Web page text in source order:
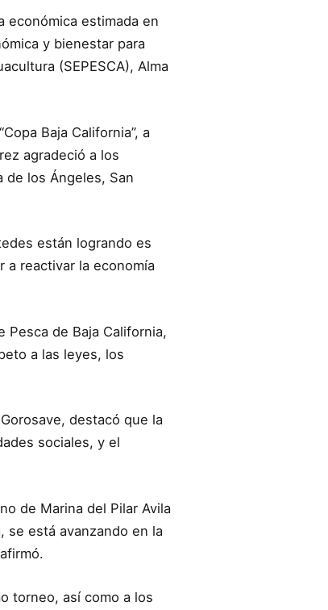
económica estimada en
y bienestar para
(SEPESCA), Alma
Baja California”, a
agradeció a los
de los Ángeles, San
están logrando es
a reactivar la economía
Pesca de Baja California,
a las leyes, los
destacó que la
sociales, y el
de Marina del Pilar Avila
se está avanzando en la
torneo, así como a los